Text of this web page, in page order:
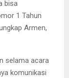
bisa
1 Tahun
Armen,
selama acara
komunikasi